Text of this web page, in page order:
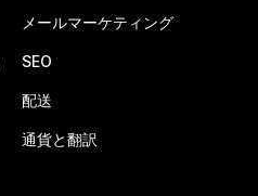
メールマーケティング
SEO
配送
通貨と翻訳